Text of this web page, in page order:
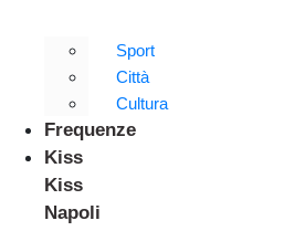
Sport
Città
Cultura
Frequenze
Kiss
Kiss
Napoli